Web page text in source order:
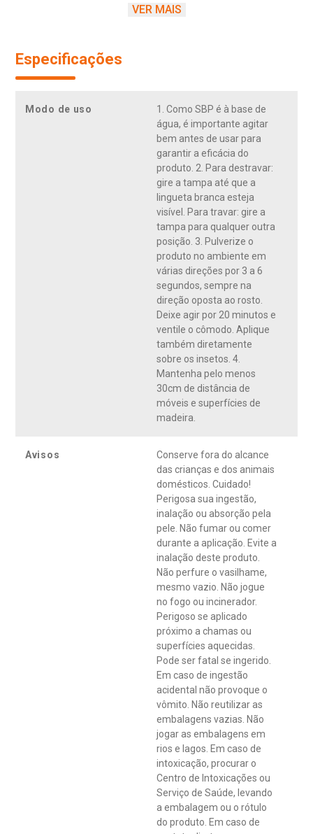
carapanãs, moscas, baratas, aranhas e pulgas. Com sua
o mosquito da Dengue, Zika Vírus e Chikungunya),
pernilongos, muriçocas, carapanãs, moscas, baratas, aranhas
água, protege sua família. Versão regular, 150ml Grátis.
VER MAIS
Especificações
Modo de uso
1. Como SBP é à base de
água, é importante agitar
bem antes de usar para
garantir a eficácia do
produto. 2. Para destravar:
gire a tampa até que a
lingueta branca esteja
visível. Para travar: gire a
tampa para qualquer outra
posição. 3. Pulverize o
produto no ambiente em
várias direções por 3 a 6
segundos, sempre na
direção oposta ao rosto.
Deixe agir por 20 minutos e
ventile o cômodo. Aplique
também diretamente
sobre os insetos. 4.
Mantenha pelo menos
30cm de distância de
móveis e superfícies de
madeira.
Avisos
Conserve fora do alcance
das crianças e dos animais
domésticos. Cuidado!
Perigosa sua ingestão,
inalação ou absorção pela
pele. Não fumar ou comer
durante a aplicação. Evite a
inalação deste produto.
Não perfure o vasilhame,
mesmo vazio. Não jogue
no fogo ou incinerador.
Perigoso se aplicado
próximo a chamas ou
superfícies aquecidas.
Pode ser fatal se ingerido.
Em caso de ingestão
acidental não provoque o
vômito. Não reutilizar as
embalagens vazias. Não
jogar as embalagens em
rios e lagos. Em caso de
intoxicação, procurar o
Centro de Intoxicações ou
Serviço de Saúde, levando
a embalagem ou o rótulo
do produto. Em caso de